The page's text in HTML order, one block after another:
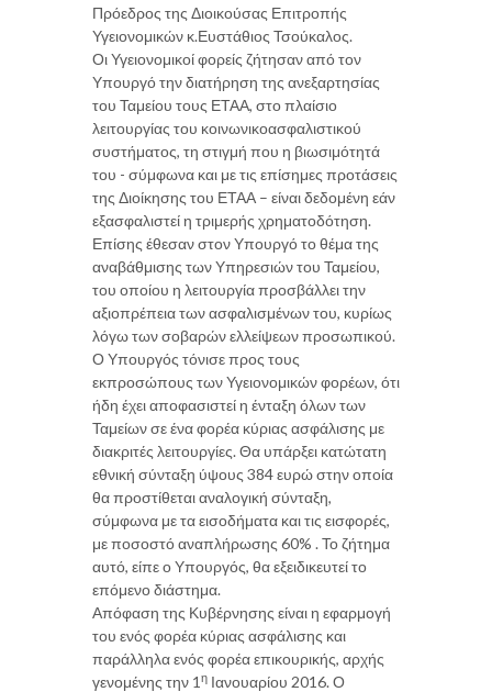
Πρόεδρος της Διοικούσας Επιτροπής
Υγειονομικών κ.Ευστάθιος Τσούκαλος.
Οι Υγειονομικοί φορείς ζήτησαν από τον
Υπουργό την διατήρηση της ανεξαρτησίας
του Ταμείου τους ΕΤΑΑ, στο πλαίσιο
λειτουργίας του κοινωνικοασφαλιστικού
συστήματος, τη στιγμή που η βιωσιμότητά
του - σύμφωνα και με τις επίσημες προτάσεις
της Διοίκησης του ΕΤΑΑ – είναι δεδομένη εάν
εξασφαλιστεί η τριμερής χρηματοδότηση.
Επίσης έθεσαν στον Υπουργό το θέμα της
αναβάθμισης των Υπηρεσιών του Ταμείου,
του οποίου η λειτουργία προσβάλλει την
αξιοπρέπεια των ασφαλισμένων του, κυρίως
λόγω των σοβαρών ελλείψεων προσωπικού.
Ο Υπουργός τόνισε προς τους
εκπροσώπους των Υγειονομικών φορέων, ότι
ήδη έχει αποφασιστεί η ένταξη όλων των
Ταμείων σε ένα φορέα κύριας ασφάλισης με
διακριτές λειτουργίες. Θα υπάρξει κατώτατη
εθνική σύνταξη ύψους 384 ευρώ στην οποία
θα προστίθεται αναλογική σύνταξη,
σύμφωνα με τα εισοδήματα και τις εισφορές,
με ποσοστό αναπλήρωσης 60% . Το ζήτημα
αυτό, είπε ο Υπουργός, θα εξειδικευτεί το
επόμενο διάστημα.
Απόφαση της Κυβέρνησης είναι η εφαρμογή
του ενός φορέα κύριας ασφάλισης και
παράλληλα ενός φορέα επικουρικής, αρχής
γενομένης την 1 η Ιανουαρίου 2016. Ο